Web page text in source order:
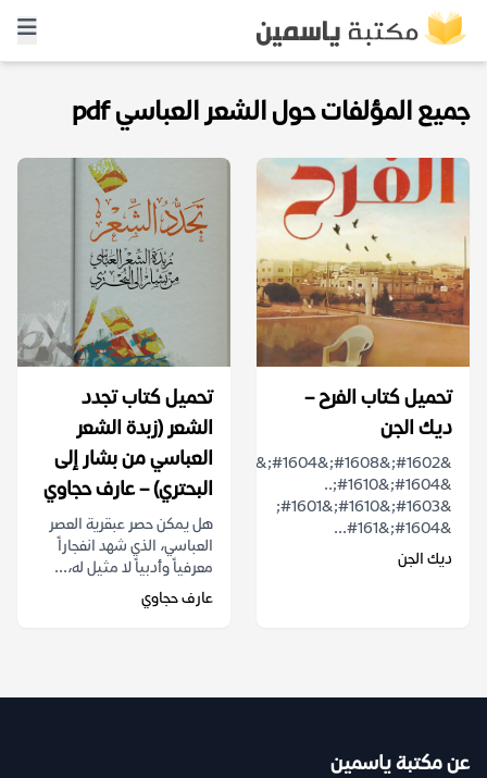
جميع المؤلفات حول الشعر العباسي pdf
تحميل كتاب الفرح –
ديك الجن
&#1602;&#1608;&#1604;&#1610;
&#1604;&#1610;..
&#1603;&#1610;&#1601;
&#1604;&#161...
ديك الجن
تحميل كتاب تجدد
الشعر (زبدة الشعر
العباسي من بشار إلى
البحتري) – عارف حجاوي
هل يمكن حصر عبقرية العصر
العباسي، الذي شهد انفجاراً
معرفياً وأدبياً لا مثيل له،...
عارف حجاوي
عن مكتبة ياسمين